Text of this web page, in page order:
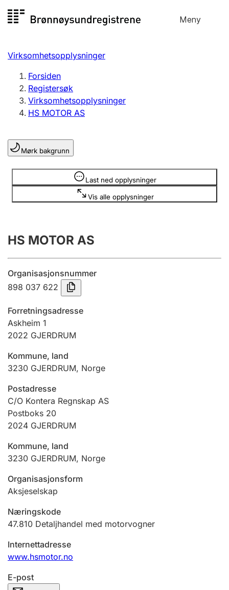
til
Meny
Registersøk
Aksjeselskap
Enkeltpersonforetak
Registrere, endre, slette
Lag og forening
Registrere, endre, slette
Årsregnskap
Innsending og forsinkelsesgebyr
Jeger
Ektepaktveileder
Offentlig sektor
Virksomhetsopplysninger
Forsiden
Registersøk
Virksomhetsopplysninger
HS MOTOR AS
Mørk bakgrunn
Last ned opplysninger
Vis alle opplysninger
Opplysninger er skjult
HS MOTOR AS
Organisasjonsnummer
898 037 622
Forretningsadresse
Askheim 1
2022 GJERDRUM
Kommune, land
3230 GJERDRUM, Norge
Postadresse
C/O Kontera Regnskap AS
Postboks 20
2024 GJERDRUM
Kommune, land
3230 GJERDRUM, Norge
Organisasjonsform
Aksjeselskap
Næringskode
47.810 Detaljhandel med motorvogner
Internettadresse
www.hsmotor.no
E-post